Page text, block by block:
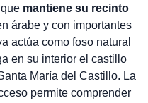
mantiene su recinto
árabe y con importantes
actúa como foso natural
en su interior el castillo
María del Castillo. La
permite comprender